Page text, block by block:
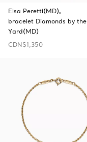
Elsa Peretti(MD)ₒ
bracelet Diamonds by the
Yard(MD)
CDN$1,350